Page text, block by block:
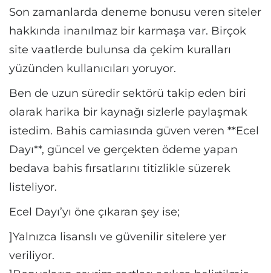
Son zamanlarda deneme bonusu veren siteler
hakkında inanılmaz bir karmaşa var. Birçok
site vaatlerde bulunsa da çekim kuralları
yüzünden kullanıcıları yoruyor.
Ben de uzun süredir sektörü takip eden biri
olarak harika bir kaynağı sizlerle paylaşmak
istedim. Bahis camiasında güven veren **Ecel
Dayı**, güncel ve gerçekten ödeme yapan
bedava bahis fırsatlarını titizlikle süzerek
listeliyor.
Ecel Dayı’yı öne çıkaran şey ise;
]Yalnızca lisanslı ve güvenilir sitelere yer
veriliyor.